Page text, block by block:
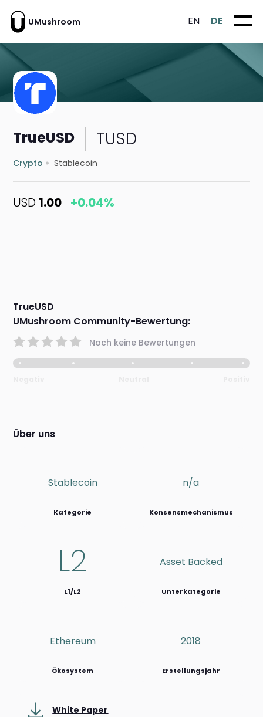
UMushroom EN DE
TrueUSD TUSD
Crypto Stablecoin
USD 1.00 +0.04%
TrueUSD
UMushroom Community-Bewertung:
Noch keine Bewertungen
Über uns
Stablecoin
Kategorie
n/a
Konsensmechanismus
L2
L1/L2
Asset Backed
Unterkategorie
Ethereum
Ökosystem
2018
Erstellungsjahr
White Paper